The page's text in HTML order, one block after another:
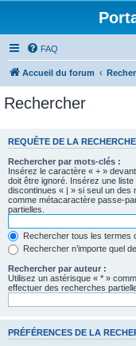
FAQ
Accueil du forum
Rechercher
REQUÊTE DE LA RECHERCHE
Rechercher par mots-clés :
Insérez le caractère « + »
doit être ignoré. Insérez une
discontinues « | » si seul un des
comme métacaractère passe-
partielles.
Rechercher tous les termes
Rechercher n’importe quel
Rechercher par auteur :
Utilisez un astérisque « * »
effectuer des recherches
PRÉFÉRENCES DE LA